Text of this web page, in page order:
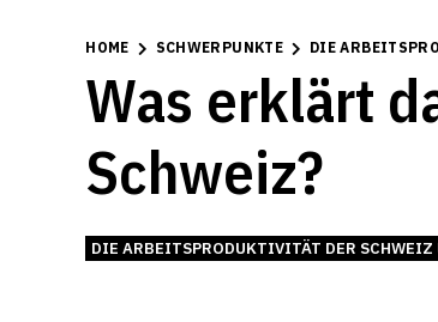
HOME SCHWERPUNKTE DIE
Was erklärt
Schweiz?
DIE ARBEITSPRODUKTIVITÄT DER SCHWEIZ